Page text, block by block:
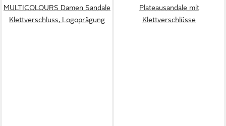
MULTICOLOURS Damen Sandale
Klettverschluss, Logoprägung
Plateausandale mit
Klettverschlüsse